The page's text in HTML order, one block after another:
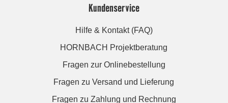
Kundenservice
Hilfe & Kontakt (FAQ)
HORNBACH Projektberatung
Fragen zur Onlinebestellung
Fragen zu Versand und Lieferung
Fragen zu Zahlung und Rechnung